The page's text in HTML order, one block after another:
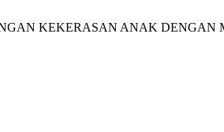
KEKERASAN ANAK